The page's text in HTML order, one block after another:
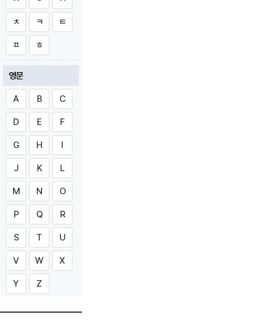
ㅊ ㅋ ㅌ
ㅍ ㅎ
영문
A B C
D E F
G H I
J K L
M N O
P Q R
S T U
V W X
Y Z